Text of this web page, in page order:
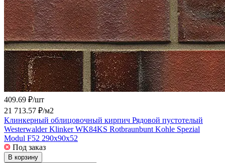
409.69 ₽/шт
21 713.57 ₽/м2
Клинкерный облицовочный кирпич Рядовой пустотелый
Westerwalder Klinker WK84KS Rotbraunbunt Kohle Spezial
Modul F52 290x90x52
Под заказ
В корзину